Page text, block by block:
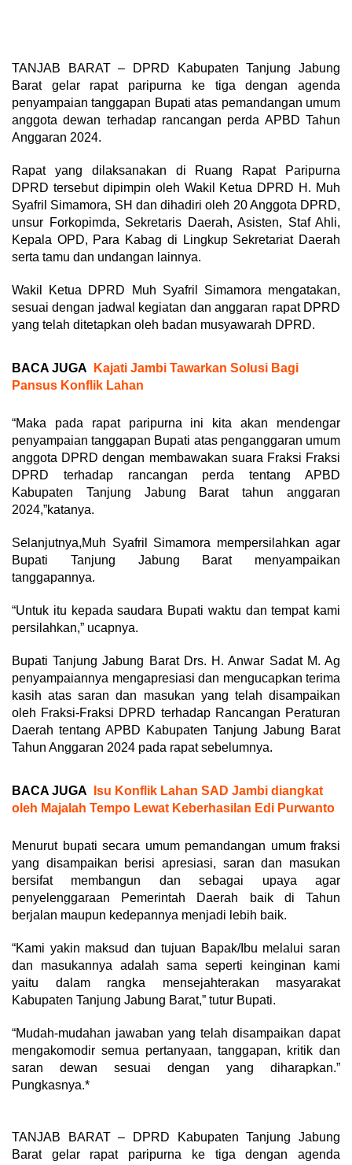
TANJAB BARAT – DPRD Kabupaten Tanjung Jabung
Barat gelar rapat paripurna ke tiga dengan agenda
penyampaian tanggapan Bupati atas pemandangan umum
anggota dewan terhadap rancangan perda APBD Tahun
Anggaran 2024.
Rapat yang dilaksanakan di Ruang Rapat Paripurna
DPRD tersebut dipimpin oleh Wakil Ketua DPRD H. Muh
Syafril Simamora, SH dan dihadiri oleh 20 Anggota DPRD,
unsur Forkopimda, Sekretaris Daerah, Asisten, Staf Ahli,
Kepala OPD, Para Kabag di Lingkup Sekretariat Daerah
serta tamu dan undangan lainnya.
Wakil Ketua DPRD Muh Syafril Simamora mengatakan,
sesuai dengan jadwal kegiatan dan anggaran rapat DPRD
yang telah ditetapkan oleh badan musyawarah DPRD.
BACA JUGA
Kajati Jambi Tawarkan Solusi Bagi
Pansus Konflik Lahan
“Maka pada rapat paripurna ini kita akan mendengar
penyampaian tanggapan Bupati atas penganggaran umum
anggota DPRD dengan membawakan suara Fraksi Fraksi
DPRD terhadap rancangan perda tentang APBD
Kabupaten Tanjung Jabung Barat tahun anggaran
2024,”katanya.
Selanjutnya,Muh Syafril Simamora mempersilahkan agar
Bupati Tanjung Jabung Barat menyampaikan
tanggapannya.
“Untuk itu kepada saudara Bupati waktu dan tempat kami
persilahkan,” ucapnya.
Bupati Tanjung Jabung Barat Drs. H. Anwar Sadat M. Ag
penyampaiannya mengapresiasi dan mengucapkan terima
kasih atas saran dan masukan yang telah disampaikan
oleh Fraksi-Fraksi DPRD terhadap Rancangan Peraturan
Daerah tentang APBD Kabupaten Tanjung Jabung Barat
Tahun Anggaran 2024 pada rapat sebelumnya.
BACA JUGA
Isu Konflik Lahan SAD Jambi diangkat
oleh Majalah Tempo Lewat Keberhasilan Edi Purwanto
Menurut bupati secara umum pemandangan umum fraksi
yang disampaikan berisi apresiasi, saran dan masukan
bersifat membangun dan sebagai upaya agar
penyelenggaraan Pemerintah Daerah baik di Tahun
berjalan maupun kedepannya menjadi lebih baik.
“Kami yakin maksud dan tujuan Bapak/Ibu melalui saran
dan masukannya adalah sama seperti keinginan kami
yaitu dalam rangka mensejahterakan masyarakat
Kabupaten Tanjung Jabung Barat,” tutur Bupati.
“Mudah-mudahan jawaban yang telah disampaikan dapat
mengakomodir semua pertanyaan, tanggapan, kritik dan
saran dewan sesuai dengan yang diharapkan.”
Pungkasnya.*
TANJAB BARAT – DPRD Kabupaten Tanjung Jabung
Barat gelar rapat paripurna ke tiga dengan agenda